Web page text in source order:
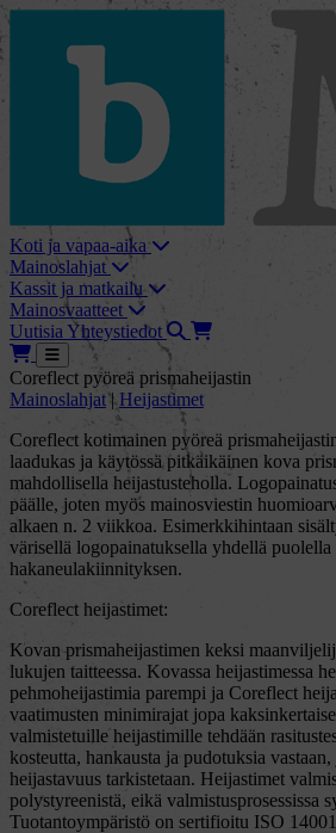
skip_to_content
bMore
Koti ja vapaa-aika
Mainoslahjat
Kassit ja matkailu
Mainosvaatteet
Uutisia Yhteystiedot HakuTarjouskori
Tarjouskori
Avaa
Coreflect pyöreä prismaheijastin
Mainoslahjat | Heijastimet
Coreflect kotimainen pyöreä
laadukas ja käytössä pitkäikäinen kova
mahdollisella heijastusteholla.
päälle, joten myös mainosviestin
alkaen n. 2 viikkoa. Esimerkkihintaan
värisellä logopainatuksella yhdellä puolella
hakaneulakiinnityksen.
Coreflect heijastimet:
Kovan prismaheijastimen keksi
lukujen taitteessa. Kovassa heijastimessa
pehmoheijastimia parempi ja Coreflect
vaatimusten minimirajat jopa
valmistetuille heijastimille tehdään
kosteutta, hankausta ja pudotuksia
heijastavuus tarkistetaan. Heijastimet
polystyreenistä, eikä valmistusprosessissa
Tuotantoympäristö on sertifioitu ISO